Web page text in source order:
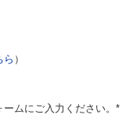
ら ）
ムにご入力ください。*